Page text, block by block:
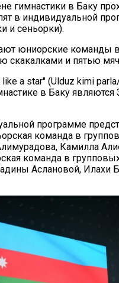
гимнастики в Баку
в индивидуальной
и сеньорки).
юниорские команды
скакалками и пятью
a star" (Ulduz kimi
в Баку являются
программе
команда в
Камилла
команда в
Аслановой, Илахи